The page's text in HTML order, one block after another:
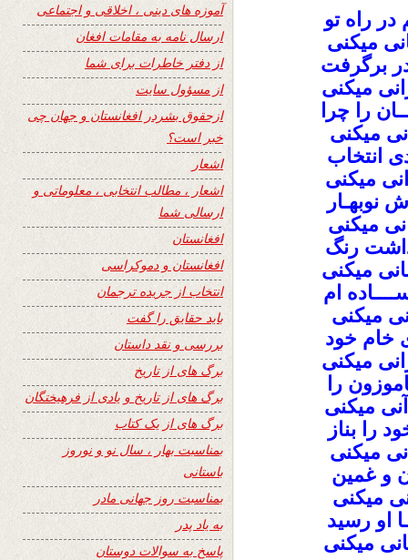
راه تو
میکنی
برگرفت
میکنی
را چرا
میکنی
انتخاب
میکنی
نوبهـار
میکنی
داشت رنگ
میکنی
ام
میکنی
خام خود
میکنی
را
آنی میکنی
را بناز
میکنی
و غمین
میکنی
او رسید
میکنی
آموزه های دینی ، اخلاقی و اجتماعی
ارسال نامه به مقامات افغان
از دفتر خاطرات برای شما
از مسؤول سایت
ازحقوق بشردر افغانستان و جهان چی
خبر است؟
اشعار
اشعار ، مطالب انتخابی ، معلوماتی و
ارسالی شما
افغانستان
افغانستان و دموکراسی
انتخاب از جریده ترجمان
باید حقایق را گفت
بررسی و نقد داستان
برگ های از تاریخ
برگ های از تاریخ و یادی از فرهیختگان
برگ های از یک کتاب
بمناسبت بهار ، سال نو و نوروز
باستانی
بمناسبت روز جهانی مادر
به یاد پدر
پاسخ به سوالات دوستان